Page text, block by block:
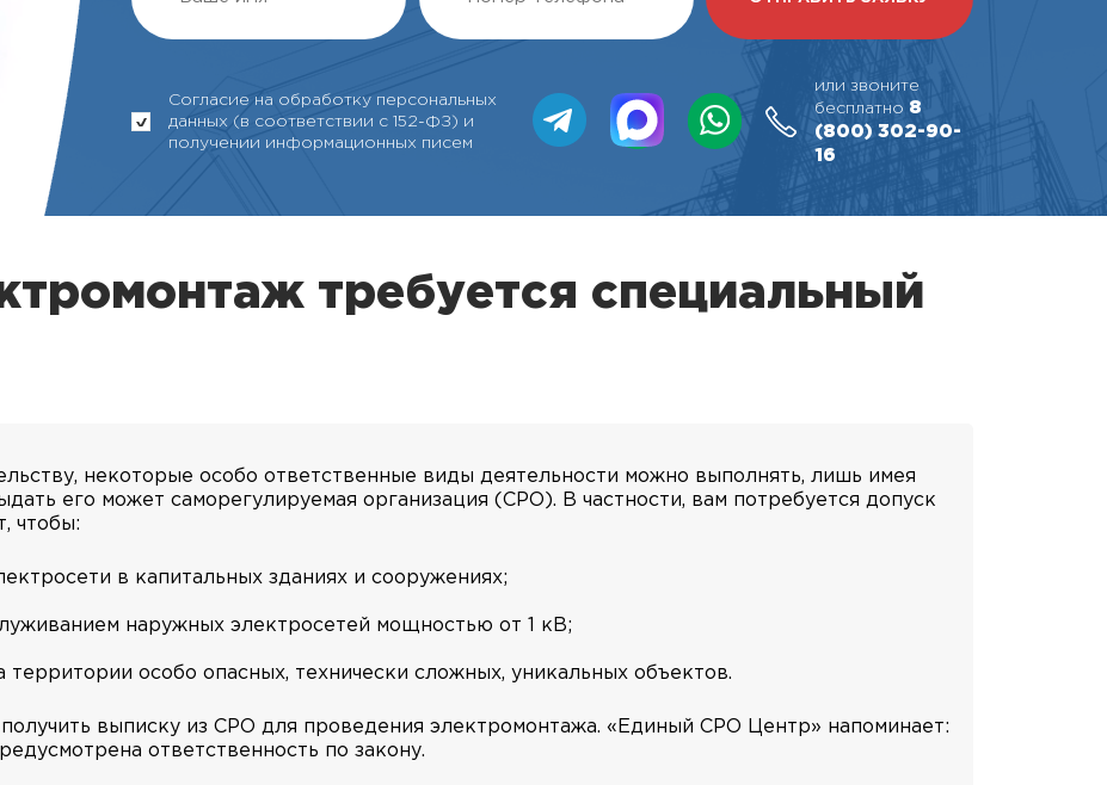
Согласие на обработку персональных
данных (в соответствии с 152-ФЗ) и
получении информационных писем
или звоните
бесплатно 8
(800) 302-90-
16
требуется специальный
некоторые особо ответственные виды деятельности можно выполнять, лишь имея
его может саморегулируемая организация (СРО). В частности, вам потребуется допуск
чтобы:
в капитальных зданиях и сооружениях;
наружных электросетей мощностью от 1 кВ;
особо опасных, технически сложных, уникальных объектов.
получить выписку из СРО для проведения электромонтажа. «Единый СРО Центр» напоминает:
ответственность по закону.